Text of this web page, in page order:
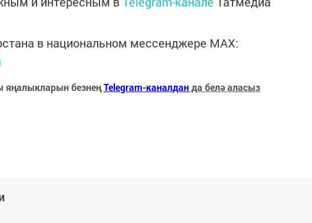
в национальном мессенджере MАХ:
яңалыкларын безнеңTelegram-каналданда белә аласыз